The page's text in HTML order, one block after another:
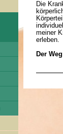
Die
meiner
erleben.
Der